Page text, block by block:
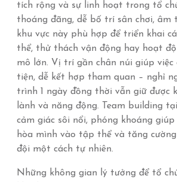
tích rộng và sự linh hoạt trong tổ
thoáng đãng, dễ bố trí sân chơi, âm
khu vực này phù hợp để triển khai
thể, thử thách vận động hay hoạt
mô lớn. Vị trí gần chân núi giúp việc
tiện, dễ kết hợp tham quan – nghỉ
trình 1 ngày đồng thời vẫn giữ được
lành và năng động. Team building
cảm giác sôi nổi, phóng khoáng
hòa mình vào tập thể và tăng
đội một cách tự nhiên.
Những không gian lý tưởng để tổ